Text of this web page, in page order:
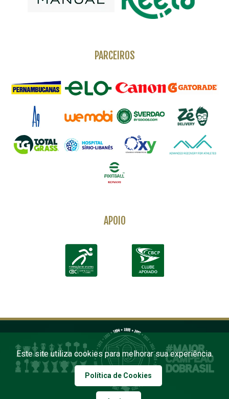
PARCEIROS
APOIO
Este site utiliza cookies para melhorar sua experiência.
Política de Cookies